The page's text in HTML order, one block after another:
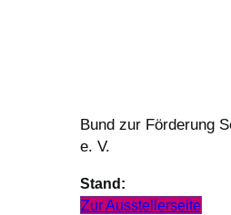
Bund zur Förderung
e. V.
Stand:
Zur Ausstellerseite